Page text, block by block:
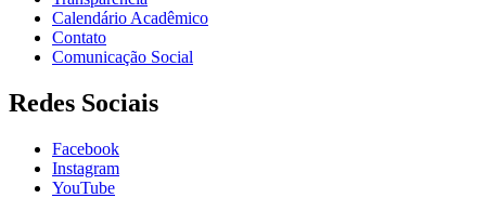
Calendário Acadêmico
Contato
Comunicação Social
Redes Sociais
Facebook
Instagram
YouTube